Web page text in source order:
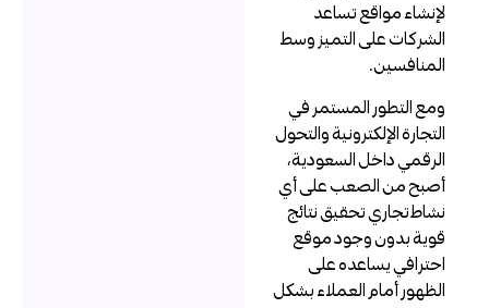
لإنشاء مواقع تساعد
الشركات على التميز وسط
المنافسين.
ومع التطور المستمر في
التجارة الإلكترونية والتحول
الرقمي داخل السعودية،
أصبح من الصعب على أي
نشاط تجاري تحقيق نتائج
قوية بدون وجود موقع
احترافي يساعده على
الظهور أمام العملاء بشكل